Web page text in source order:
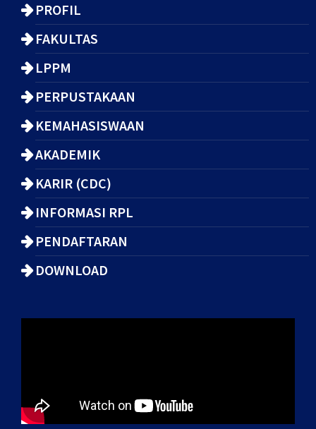
PROFIL
FAKULTAS
LPPM
PERPUSTAKAAN
KEMAHASISWAAN
AKADEMIK
KARIR (CDC)
INFORMASI RPL
PENDAFTARAN
DOWNLOAD